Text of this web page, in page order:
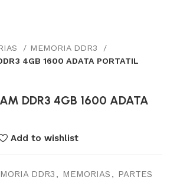
MEMORIA DDR3
4GB 1600 ADATA PORTATIL
DDR3 4GB 1600 ADATA
Add to wishlist
DDR3 , MEMORIAS , PARTES